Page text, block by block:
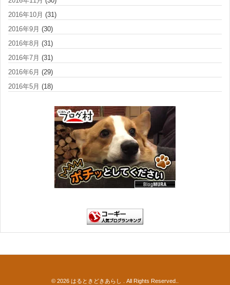
2016年10月 (31)
2016年9月 (30)
2016年8月 (31)
2016年7月 (31)
2016年6月 (29)
2016年5月 (18)
© 2026 はるときどきあらし . All Rights Reserved..